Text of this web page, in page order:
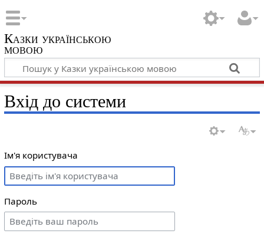
Казки українською
мовою
Вхід до системи
Ім'я користувача
Пароль